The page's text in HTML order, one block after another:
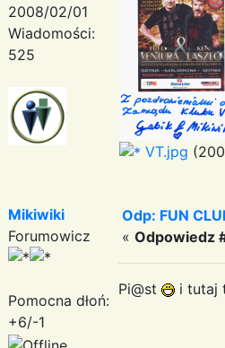
2008/02/01
Wiadomości:
525
VT.jpg
Mikiwiki
Forumowicz
Pomocna dłoń:
+6/-1
Odp: FUN
« Odpowiedz
Pi@st i tutaj